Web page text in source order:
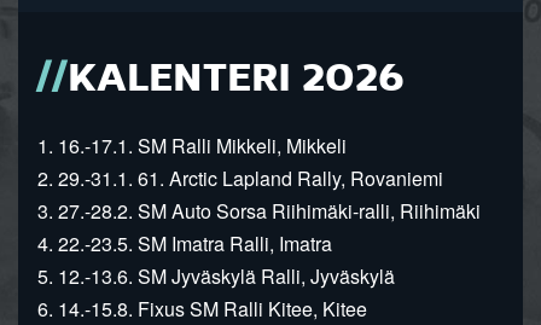
KALENTERI 2026
1. 16.-17.1. SM Ralli Mikkeli, Mikkeli
2. 29.-31.1. 61. Arctic Lapland Rally, Rovaniemi
3. 27.-28.2. SM Auto Sorsa Riihimäki-ralli, Riihimäki
4. 22.-23.5. SM Imatra Ralli, Imatra
5. 12.-13.6. SM Jyväskylä Ralli, Jyväskylä
6. 14.-15.8. Fixus SM Ralli Kitee, Kitee